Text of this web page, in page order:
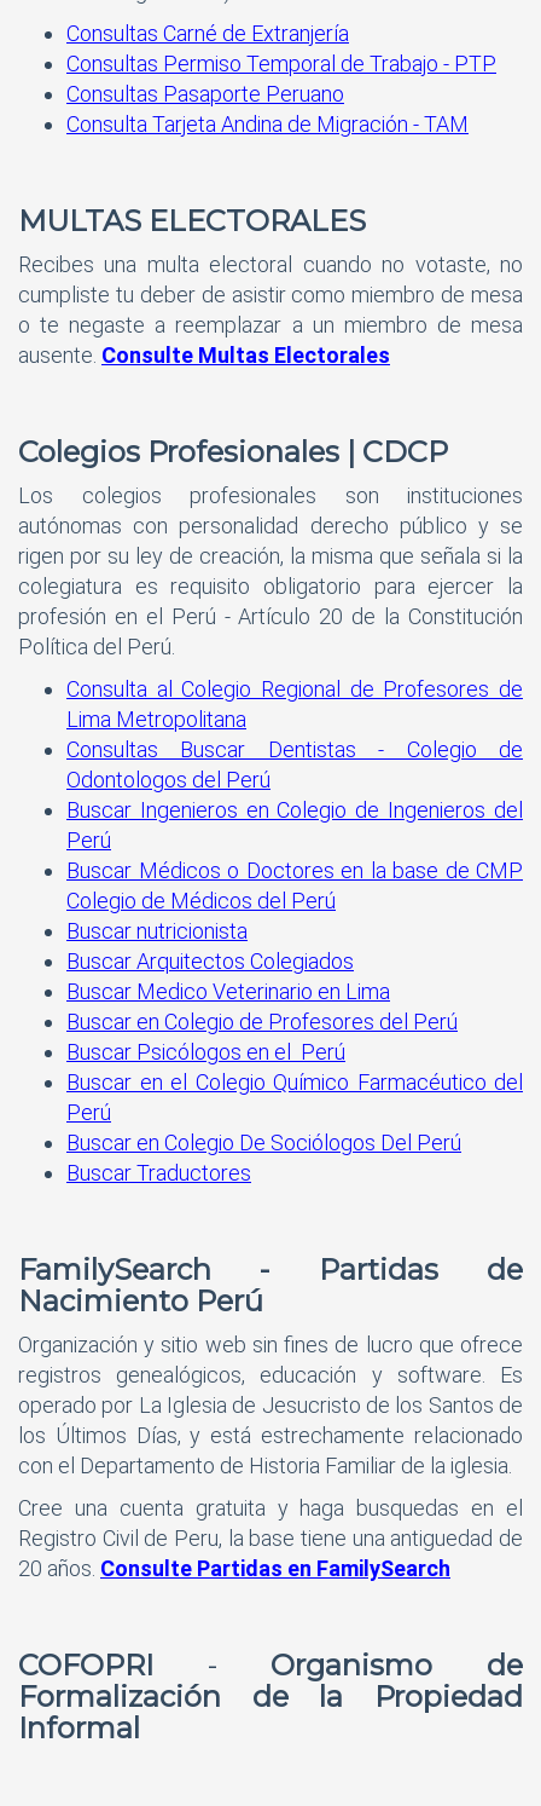
Consultas Carné de Extranjería
Consultas Permiso Temporal de Trabajo - PTP
Consultas Pasaporte Peruano
Consulta Tarjeta Andina de Migración - TAM
MULTAS ELECTORALES
Recibes una multa electoral cuando no votaste, no
cumpliste tu deber de asistir como miembro de mesa
o te negaste a reemplazar a un miembro de mesa
ausente. Consulte Multas Electorales
Colegios Profesionales | CDCP
Los colegios profesionales son instituciones
autónomas con personalidad derecho público y se
rigen por su ley de creación, la misma que señala si la
colegiatura es requisito obligatorio para ejercer la
profesión en el Perú - Artículo 20 de la Constitución
Política del Perú.
Consulta al Colegio Regional de Profesores de
Lima Metropolitana
Consultas Buscar Dentistas - Colegio de
Odontologos del Perú
Buscar Ingenieros en Colegio de Ingenieros del
Perú
Buscar Médicos o Doctores en la base de CMP
Colegio de Médicos del Perú
Buscar nutricionista
Buscar Arquitectos Colegiados
Buscar Medico Veterinario en Lima
Buscar en Colegio de Profesores del Perú
Buscar Psicólogos en el Perú
Buscar en el Colegio Químico Farmacéutico del
Perú
Buscar en Colegio De Sociólogos Del Perú
Buscar Traductores
FamilySearch - Partidas de
Nacimiento Perú
Organización y sitio web sin fines de lucro que ofrece
registros genealógicos, educación y software. Es
operado por La Iglesia de Jesucristo de los Santos de
los Últimos Días, y está estrechamente relacionado
con el Departamento de Historia Familiar de la iglesia.
Cree una cuenta gratuita y haga busquedas en el
Registro Civil de Peru, la base tiene una antiguedad de
20 años. Consulte Partidas en FamilySearch
COFOPRI - Organismo de
Formalización de la Propiedad
Informal